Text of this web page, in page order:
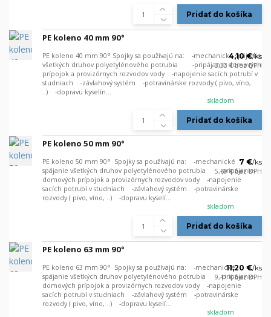
Pridať do košíka
PE koleno 40 mm 90°
PE koleno 40 mm 90° Spojky sa používajú na: -mechanické spájanie
všetkých druhov polyetylénového potrubia -pripájanie domových
prípojok a provizórnych rozvodov vody -napojenie sacích potrubí v
studniach -závlahový systém -potravinárske rozvody ( pivo, víno,
..) -dopravu kyselín...
4,10 €/ks
3,33 €bez DPH
skladom
Pridať do košíka
PE koleno 50 mm 90°
PE koleno 50 mm 90° Spojky sa používajú na: -mechanické
spájanie všetkých druhov polyetylénového potrubia -pripájanie
domových prípojok a provizórnych rozvodov vody -napojenie
sacích potrubí v studniach -závlahový systém -potravinárske
rozvody ( pivo, víno, ..) -dopravu kyselí...
7 €/ks
5,69 €bez DPH
skladom
Pridať do košíka
PE koleno 63 mm 90°
PE koleno 63 mm 90° Spojky sa používajú na: -mechanické
spájanie všetkých druhov polyetylénového potrubia -pripájanie
domových prípojok a provizórnych rozvodov vody -napojenie
sacích potrubí v studniach -závlahový systém -potravinárske
rozvody ( pivo, víno, ..) -dopravu kyselí...
11,20 €/ks
9,11 €bez DPH
skladom